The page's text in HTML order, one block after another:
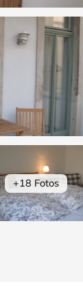
+18 Fotos